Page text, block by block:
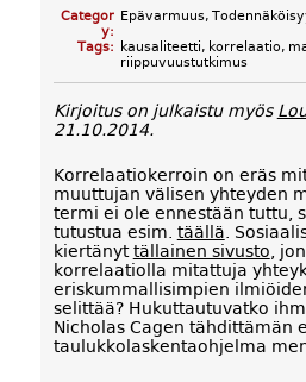
Categor
y:
Epävarmuus,
Tags:
kausaliteetti, korrelaatio,
riippuvuustutkimus
Kirjoitus on julkaistu myös
21.10.2014.
Korrelaatiokerroin on eräs
muuttujan välisen yhteyden
termi ei ole ennestään tuttu,
tutustua esim. täällä .
kiertänyttällainen sivusto ,
korrelaatiolla mitattuja
eriskummallisimpien
selittää? Hukuttautuvatko
Nicholas Cagen tähdittämän
taulukkolaskentaohjelma